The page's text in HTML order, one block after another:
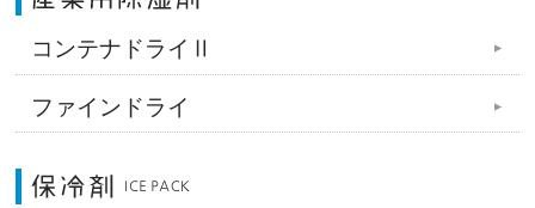
コンテナドライⅡ
ファインドライ